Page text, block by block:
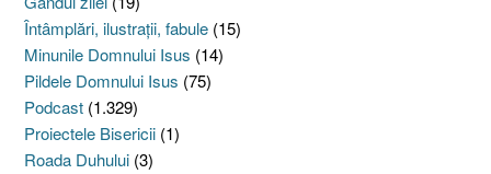
Întâmplări, ilustraţii, fabule (15)
Minunile Domnului Isus (14)
Pildele Domnului Isus (75)
Podcast (1.329)
Proiectele Bisericii (1)
Roada Duhului (3)